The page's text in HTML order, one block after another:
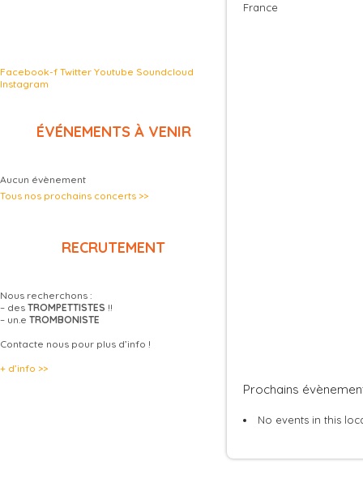
Facebook-f Twitter Youtube Soundcloud
Instagram
ÉVÉNEMENTS À VENIR
Aucun évènement
Tous nos prochains concerts >>
RECRUTEMENT
Nous recherchons :
– des TROMPETTISTES !!
– un.e TROMBONISTE
Contacte nous pour plus d’info !
+ d’info >>
France
Prochains
No events in this